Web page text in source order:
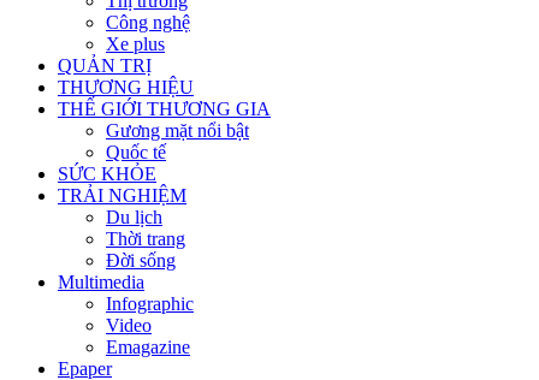
Công nghệ
Xe plus
QUẢN TRỊ
THƯƠNG HIỆU
THẾ GIỚI THƯƠNG GIA
Gương mặt nổi bật
Quốc tế
SỨC KHỎE
TRẢI NGHIỆM
Du lịch
Thời trang
Đời sống
Multimedia
Infographic
Video
Emagazine
Epaper